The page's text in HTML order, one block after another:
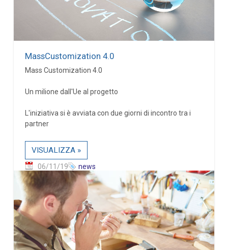
MassCustomization 4.0
Mass Customization 4.0
Un milione dall'Ue al progetto
L'iniziativa si è avviata con due giorni di incontro tra i
partner
VISUALIZZA »
06/11/19 news